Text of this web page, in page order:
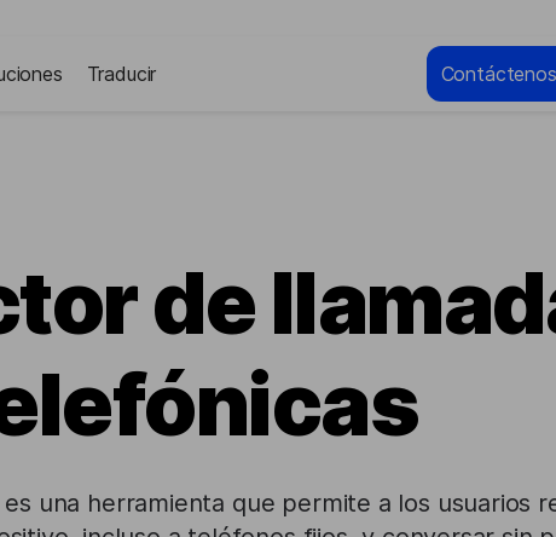
Traducir Contáctenos
de
una herramienta que permite a los usuarios